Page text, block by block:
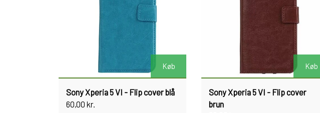
Køb
Sony Xperia 5 VI - Flip cover blå
60,00 kr.
Køb
Sony Xperia 5 VI - Flip cover
brun